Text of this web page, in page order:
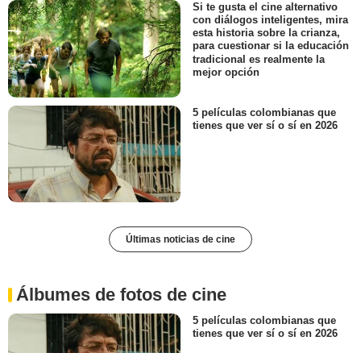
Si te gusta el cine alternativo
con diálogos inteligentes, mira
esta historia sobre la crianza,
para cuestionar si la educación
tradicional es realmente la
mejor opción
5 películas colombianas que
tienes que ver sí o sí en 2026
Últimas noticias de cine
Álbumes de fotos de cine
5 películas colombianas que
tienes que ver sí o sí en 2026